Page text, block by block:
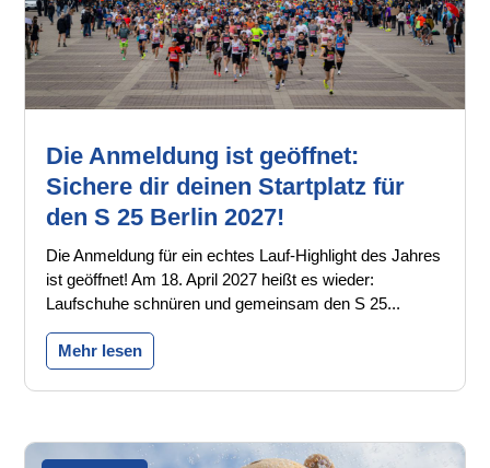
Die Anmeldung ist geöffnet:
Sichere dir deinen Startplatz für
den S 25 Berlin 2027!
Die Anmeldung für ein echtes Lauf-Highlight des Jahres
ist geöffnet! Am 18. April 2027 heißt es wieder:
Laufschuhe schnüren und gemeinsam den S 25...
Mehr lesen